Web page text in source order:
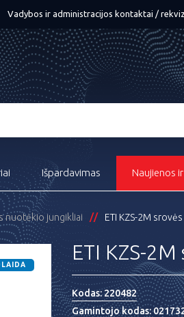
Vadybos ir administracijos kontaktai /
Išpardavimas Naujienos
nuotėkio jungikliai ETI KZS-2M
ETI KZS-
Kodas:220482
Gamintojo kodas: